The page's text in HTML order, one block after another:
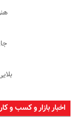
اخبار بازار و کسب و کار